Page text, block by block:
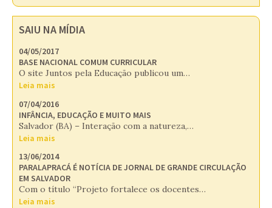
SAIU NA MÍDIA
04/05/2017
BASE NACIONAL COMUM CURRICULAR
O site Juntos pela Educação publicou um…
Leia mais
07/04/2016
INFÂNCIA, EDUCAÇÃO E MUITO MAIS
Salvador (BA) – Interação com a natureza,…
Leia mais
13/06/2014
PARALAPRACÁ É NOTÍCIA DE JORNAL DE GRANDE CIRCULAÇÃO
EM SALVADOR
Com o título “Projeto fortalece os docentes…
Leia mais